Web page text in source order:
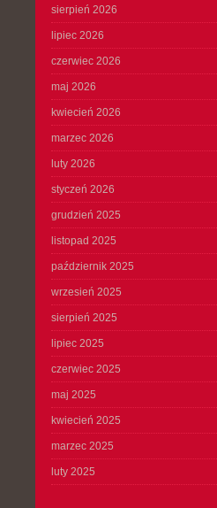
sierpień 2026
lipiec 2026
czerwiec 2026
maj 2026
kwiecień 2026
marzec 2026
luty 2026
styczeń 2026
grudzień 2025
listopad 2025
październik 2025
wrzesień 2025
sierpień 2025
lipiec 2025
czerwiec 2025
maj 2025
kwiecień 2025
marzec 2025
luty 2025